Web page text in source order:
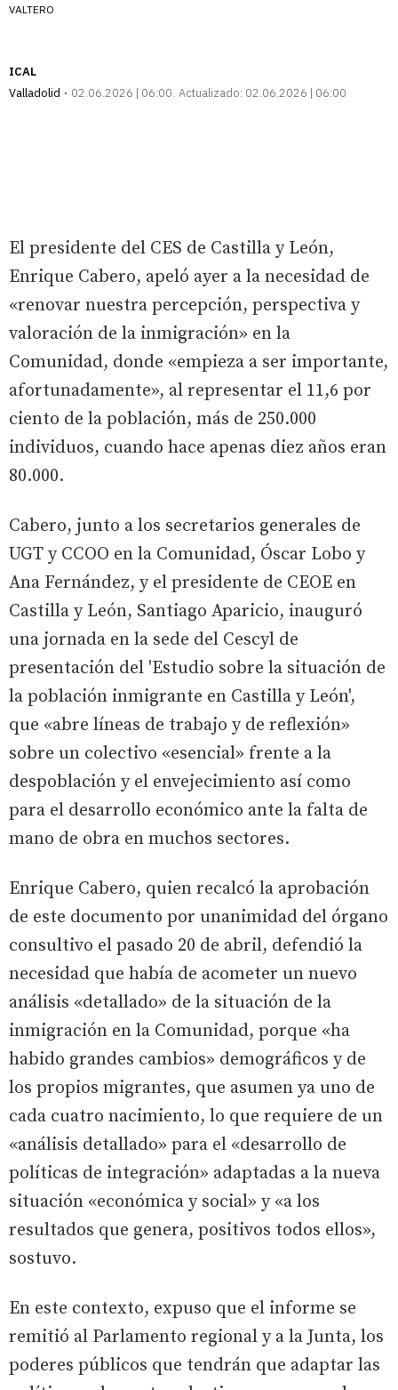
VALTERO
ICAL
Valladolid
02.06.2026 | 06:00 Actualizado: 02.06.2026 | 06:00
El presidente del CES de Castilla y León,
Enrique Cabero, apeló ayer a la necesidad de
«renovar nuestra percepción, perspectiva y
valoración de la inmigración» en la
Comunidad, donde «empieza a ser importante,
afortunadamente», al representar el 11,6 por
ciento de la población, más de 250.000
individuos, cuando hace apenas diez años eran
80.000.
Cabero, junto a los secretarios generales de
UGT y CCOO en la Comunidad, Óscar Lobo y
Ana Fernández, y el presidente de CEOE en
Castilla y León, Santiago Aparicio, inauguró
una jornada en la sede del Cescyl de
presentación del 'Estudio sobre la situación de
la población inmigrante en Castilla y León',
que «abre líneas de trabajo y de reflexión»
sobre un colectivo «esencial» frente a la
despoblación y el envejecimiento así como
para el desarrollo económico ante la falta de
mano de obra en muchos sectores.
Enrique Cabero, quien recalcó la aprobación
de este documento por unanimidad del órgano
consultivo el pasado 20 de abril, defendió la
necesidad que había de acometer un nuevo
análisis «detallado» de la situación de la
inmigración en la Comunidad, porque «ha
habido grandes cambios» demográficos y de
los propios migrantes, que asumen ya uno de
cada cuatro nacimiento, lo que requiere de un
«análisis detallado» para el «desarrollo de
políticas de integración» adaptadas a la nueva
situación «económica y social» y «a los
resultados que genera, positivos todos ellos»,
sostuvo.
En este contexto, expuso que el informe se
remitió al Parlamento regional y a la Junta, los
poderes públicos que tendrán que adaptar las